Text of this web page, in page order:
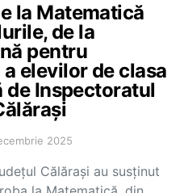
la Matematică
de la
pentru
elevilor de clasa
de Inspectoratul
2025
Călărași au susținut